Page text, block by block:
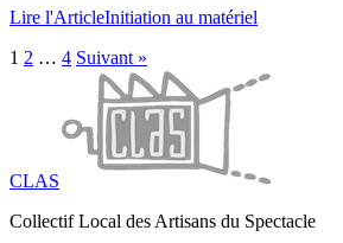
Lire l'ArticleInitiation au matériel
1 2 … 4 Suivant »
CLAS
Collectif Local des Artisans du Spectacle